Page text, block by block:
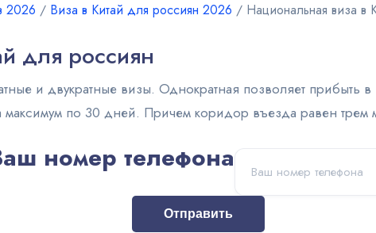
2026 ∕ Виза в Китай для россиян 2026 ∕ Национальная виза в
для россиян
и двукратные визы. Однократная позволяет
максимум по 30 дней. Причем коридор въезда равен трем
номер телефона
Отправить